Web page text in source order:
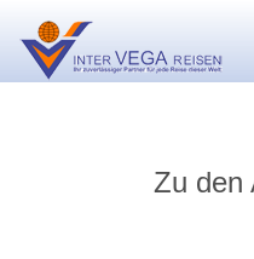
Zu den